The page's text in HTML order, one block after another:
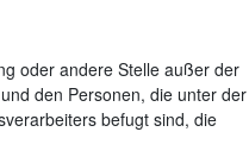
oder andere Stelle außer der
den Personen, die unter der
befugt sind, die